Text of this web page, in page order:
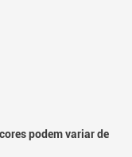
podem variar de